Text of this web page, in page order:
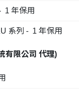
1 年保用
系列 - 1 年保用
有限公司 代理)